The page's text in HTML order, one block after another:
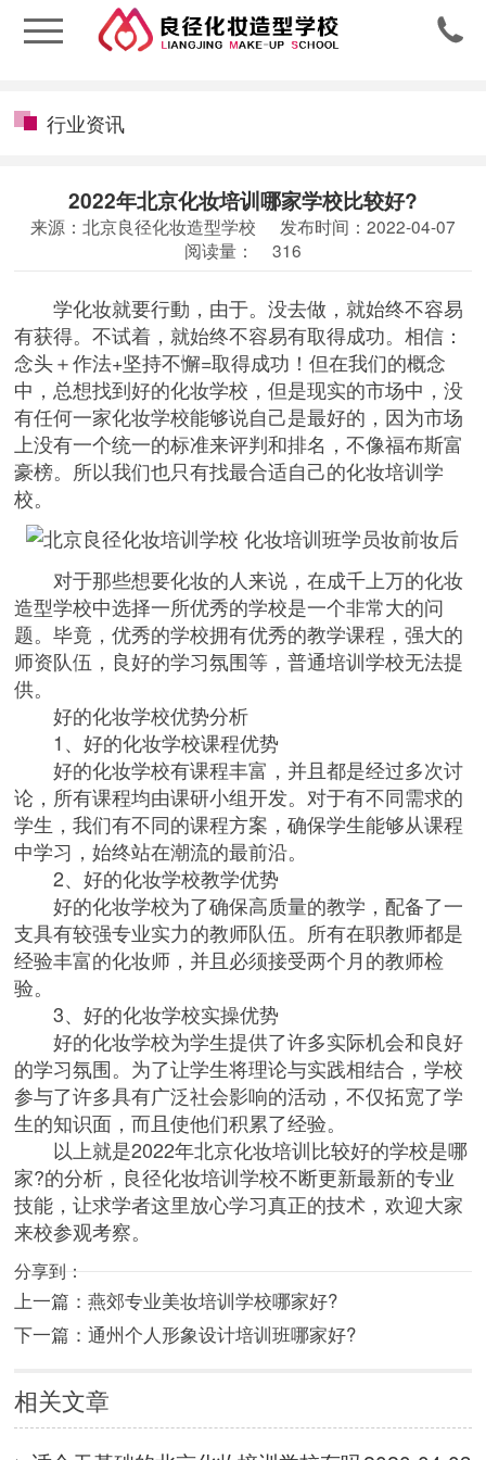

行业资讯
2022年北京化妆培训哪家学校比较好?
来源：北京良径化妆造型学校
发布时间：2022-04-07
阅读量：
316
学化妆就要行動，由于。没去做，就始终不容易
有获得。不试着，就始终不容易有取得成功。相信：
念头＋作法+坚持不懈=取得成功！但在我们的概念
中，总想找到好的化妆学校，但是现实的市场中，没
有任何一家化妆学校能够说自己是最好的，因为市场
上没有一个统一的标准来评判和排名，不像福布斯富
豪榜。所以我们也只有找最合适自己的化妆培训学
校。
对于那些想要化妆的人来说，在成千上万的化妆
造型学校中选择一所优秀的学校是一个非常大的问
题。毕竟，优秀的学校拥有优秀的教学课程，强大的
师资队伍，良好的学习氛围等，普通培训学校无法提
供。
好的化妆学校优势分析
1、好的化妆学校课程优势
好的化妆学校有课程丰富，并且都是经过多次讨
论，所有课程均由课研小组开发。对于有不同需求的
学生，我们有不同的课程方案，确保学生能够从课程
中学习，始终站在潮流的最前沿。
2、好的化妆学校教学优势
好的化妆学校为了确保高质量的教学，配备了一
支具有较强专业实力的教师队伍。所有在职教师都是
经验丰富的化妆师，并且必须接受两个月的教师检
验。
3、好的化妆学校实操优势
好的化妆学校为学生提供了许多实际机会和良好
的学习氛围。为了让学生将理论与实践相结合，学校
参与了许多具有广泛社会影响的活动，不仅拓宽了学
生的知识面，而且使他们积累了经验。
以上就是2022年北京化妆培训比较好的学校是哪
家?的分析，良径化妆培训学校不断更新最新的专业
技能，让求学者这里放心学习真正的技术，欢迎大家
来校参观考察。
分享到：
上一篇：燕郊专业美妆培训学校哪家好?
下一篇：通州个人形象设计培训班哪家好?
相关文章